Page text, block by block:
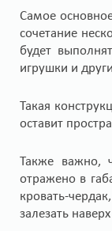
Самое
сочетание
будет
игрушки и
Такая
оставит
Также важно,
отражено в
кровать-
залезать